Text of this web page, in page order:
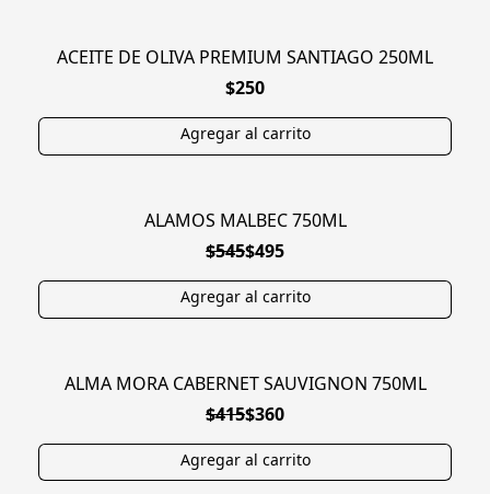
NUEVO
ACEITE DE OLIVA PREMIUM SANTIAGO 250ML
$250
ALAMOS MALBEC 750ML
$545$495
EN OFERTA
ALMA MORA CABERNET SAUVIGNON 750ML
$415$360